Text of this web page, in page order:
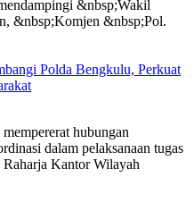
&nbsp;Wakil
&nbsp;Komjen &nbsp;Pol.
Polda Bengkulu, Perkuat
hubungan
dalam pelaksanaan tugas
Raharja Kantor Wilayah